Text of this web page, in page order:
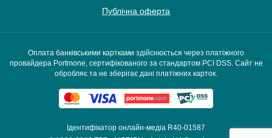
Публічна оферта
Ідентифікатор онлайн-медіа R40-01587
Оплата банківськими картками здійснюється через платіжного
провайдера Portmone, сертифікованого за стандартом PCI DSS. Сайт не
обробляє та не зберігає дані платіжних карток.